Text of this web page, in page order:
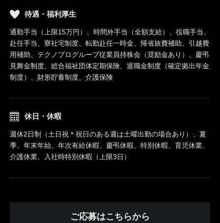
待遇・福利厚生
通勤手当（上限15万円）、時間外手当（全額支給）、役職手当、
赴任手当、寮社宅制度、転勤赴任一時金、帰省旅費補助、引越費
用補助、テクノプログループ従業員持株会（奨励金あり）、慶弔
見舞金制度、総合福祉団体定期保険、退職金制度（確定拠出年金
制度）、財形貯蓄制度、介護保険
休日・休暇
週休2日制（土日祝＊祝日のある週は土曜出勤の場合あり）、夏
季、年末年始、年次有給休暇、慶弔休暇、特別休暇、育児休業、
介護休業、入社時特別休暇（上限3日）
ご応募はこちらから